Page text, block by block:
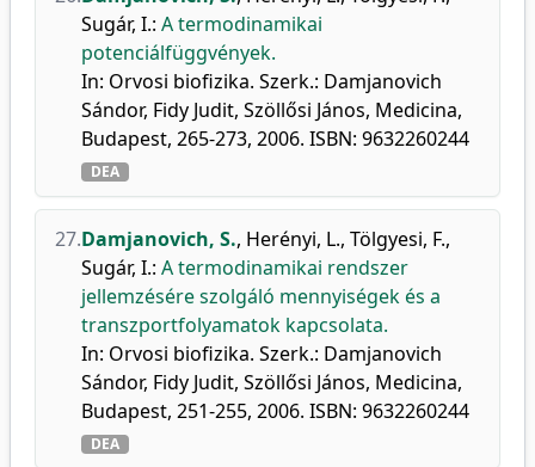
Sugár, I.: A termodinamikai
potenciálfüggvények.
In: Orvosi biofizika. Szerk.: Damjanovich
Sándor, Fidy Judit, Szöllősi János, Medicina,
Budapest, 265-273, 2006. ISBN: 9632260244
DEA
27.Damjanovich, S., Herényi, L., Tölgyesi, F.,
Sugár, I.: A termodinamikai rendszer
jellemzésére szolgáló mennyiségek és a
transzportfolyamatok kapcsolata.
In: Orvosi biofizika. Szerk.: Damjanovich
Sándor, Fidy Judit, Szöllősi János, Medicina,
Budapest, 251-255, 2006. ISBN: 9632260244
DEA